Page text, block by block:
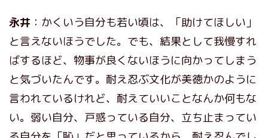
永井 ：かくいう自分も若い頃は、「助けてほしい」
と言えないほうでした。でも、結果として我慢すれ
ばするほど、物事が良くないほうに向かってしまう
と気づいたんです。耐え忍ぶ文化が美徳かのように
言われているけれど、耐えていいことなんか何もな
い。弱い自分、戸惑っている自分、立ち止まってい